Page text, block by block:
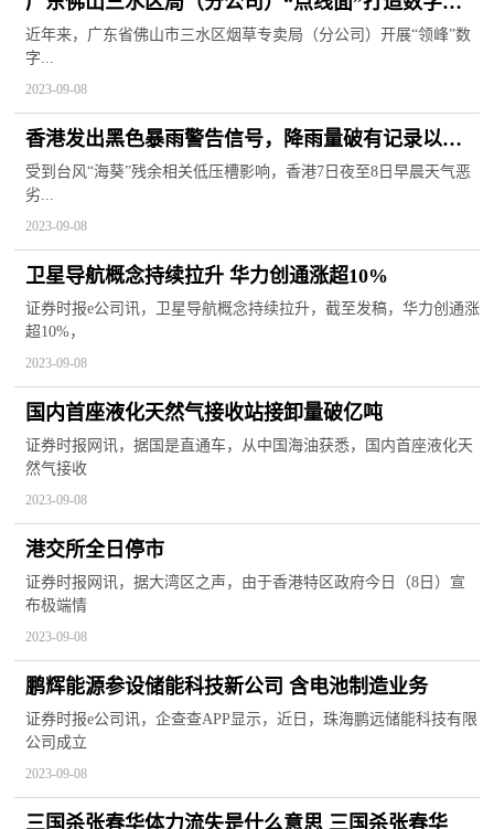
能人才矩阵
近年来，广东省佛山市三水区烟草专卖局（分公司）开展“领峰”数
字...
2023-09-08
香港发出黑色暴雨警告信号，降雨量破有记录以来
最高纪录
受到台风“海葵”残余相关低压槽影响，香港7日夜至8日早晨天气恶
劣...
2023-09-08
卫星导航概念持续拉升 华力创通涨超10%
证券时报e公司讯，卫星导航概念持续拉升，截至发稿，华力创通涨
超10%，
2023-09-08
国内首座液化天然气接收站接卸量破亿吨
证券时报网讯，据国是直通车，从中国海油获悉，国内首座液化天
然气接收
2023-09-08
港交所全日停市
证券时报网讯，据大湾区之声，由于香港特区政府今日（8日）宣
布极端情
2023-09-08
鹏辉能源参设储能科技新公司 含电池制造业务
证券时报e公司讯，企查查APP显示，近日，珠海鹏远储能科技有限
公司成立
2023-09-08
三国杀张春华体力流失是什么意思 三国杀张春华